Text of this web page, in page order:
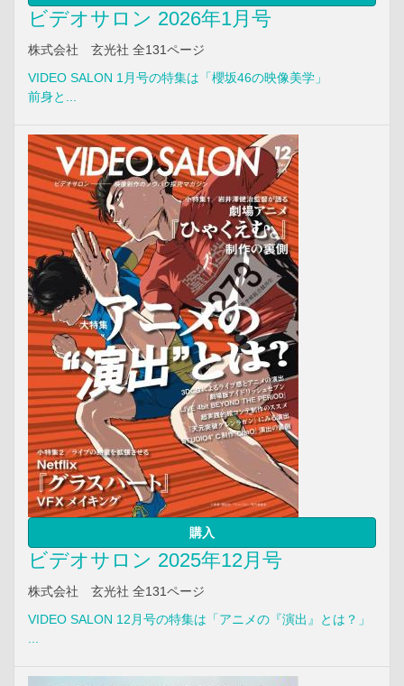
ビデオサロン 2026年1月号
株式会社 玄光社 全131ページ
VIDEO SALON 1月号の特集は「櫻坂46の映像美学」
前身と...
購入
ビデオサロン 2025年12月号
株式会社 玄光社 全131ページ
VIDEO SALON 12月号の特集は「アニメの『演出』とは？」